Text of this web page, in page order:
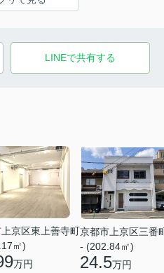
LINEで共有する
京区東上善寺町
㎡)
万円
京都市上京区三番
- (202.84㎡)
24.5万円